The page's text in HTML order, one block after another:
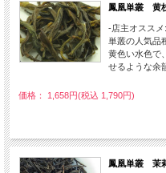
鳳凰単叢 黄
-店主オスス
単叢の人気品
黄色い水色で
せるような余
価格： 1,658円(税込 1,790円)
鳳凰単叢 茉